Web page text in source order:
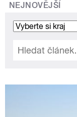
NEJNOVĚJŠÍ